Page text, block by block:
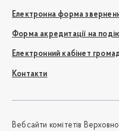
Електронна форма
Форма акредитації на
Електронний кабінет
Контакти
Вебсайти комітетів